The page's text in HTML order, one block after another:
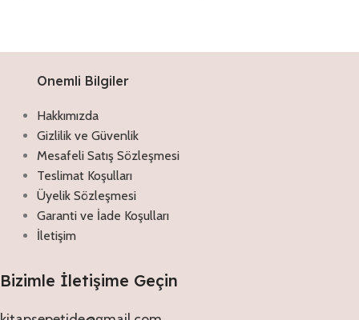
Onemli Bilgiler
Hakkımızda
Gizlilik ve Güvenlik
Mesafeli Satış Sözleşmesi
Teslimat Koşulları
Üyelik Sözleşmesi
Garanti ve İade Koşulları
İletişim
Bizimle İletişime Geçin